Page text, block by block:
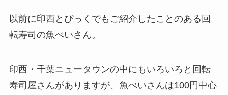
以前に印西とぴっくでもご紹介したことのある回
転寿司の魚べいさん。
印西・千葉ニュータウンの中にもいろいろと回転
寿司屋さんがありますが、魚べいさんは100円中心